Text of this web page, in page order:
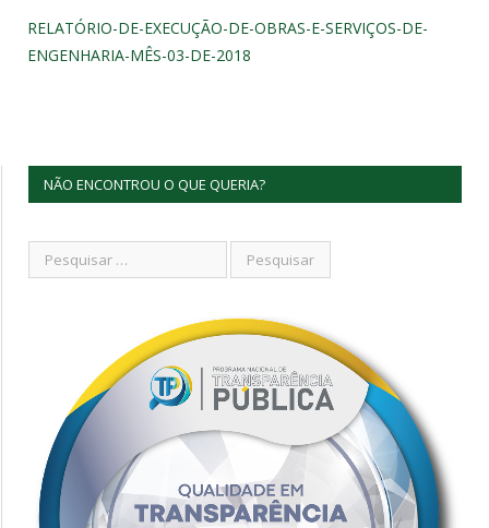
RELATÓRIO-DE-EXECUÇÃO-DE-OBRAS-E-SERVIÇOS-DE-
ENGENHARIA-MÊS-03-DE-2018
NÃO ENCONTROU O QUE QUERIA?